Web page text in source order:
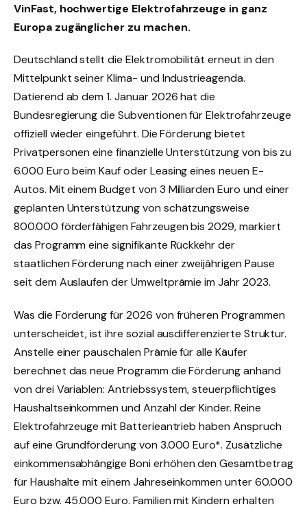
VinFast, hochwertige Elektrofahrzeuge in ganz
Europa zugänglicher zu machen.
Deutschland stellt die Elektromobilität erneut in den
Mittelpunkt seiner Klima- und Industrieagenda.
Datierend ab dem 1. Januar 2026 hat die
Bundesregierung die Subventionen für Elektrofahrzeuge
offiziell wieder eingeführt. Die Förderung bietet
Privatpersonen eine finanzielle Unterstützung von bis zu
6.000 Euro beim Kauf oder Leasing eines neuen E-
Autos. Mit einem Budget von 3 Milliarden Euro und einer
geplanten Unterstützung von schätzungsweise
800.000 förderfähigen Fahrzeugen bis 2029, markiert
das Programm eine signifikante Rückkehr der
staatlichen Förderung nach einer zweijährigen Pause
seit dem Auslaufen der Umweltprämie im Jahr 2023.
Was die Förderung für 2026 von früheren Programmen
unterscheidet, ist ihre sozial ausdifferenzierte Struktur.
Anstelle einer pauschalen Prämie für alle Käufer
berechnet das neue Programm die Förderung anhand
von drei Variablen: Antriebssystem, steuerpflichtiges
Haushaltseinkommen und Anzahl der Kinder. Reine
Elektrofahrzeuge mit Batterieantrieb haben Anspruch
auf eine Grundförderung von 3.000 Euro*. Zusätzliche
einkommensabhängige Boni erhöhen den Gesamtbetrag
für Haushalte mit einem Jahreseinkommen unter 60.000
Euro bzw. 45.000 Euro. Familien mit Kindern erhalten